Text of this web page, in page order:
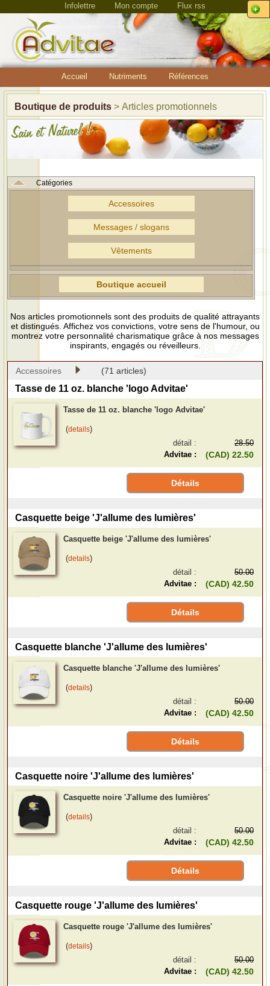
Infolettre Mon compte Flux rss
Accueil Nutriments Références
Boutique de produits > Articles promotionnels
Catégories
Accessoires
Messages / slogans
Vêtements
Boutique accueil
Nos articles promotionnels sont des produits de qualité attrayants
et distingués. Affichez vos convictions, votre sens de l'humour, ou
montrez votre personnalité charismatique grâce à nos messages
inspirants, engagés ou réveilleurs.
Accessoires (71 articles)
Tasse de 11 oz. blanche 'logo Advitae'
Tasse de 11 oz. blanche 'logo Advitae'
(details)
détail :
28.50
Advitae :
(CAD) 22.50
Détails
Casquette beige 'J'allume des lumières'
Casquette beige 'J'allume des lumières'
(details)
détail :
50.00
Advitae :
(CAD) 42.50
Détails
Casquette blanche 'J'allume des lumières'
Casquette blanche 'J'allume des lumières'
(details)
détail :
50.00
Advitae :
(CAD) 42.50
Détails
Casquette noire 'J'allume des lumières'
Casquette noire 'J'allume des lumières'
(details)
détail :
50.00
Advitae :
(CAD) 42.50
Détails
Casquette rouge 'J'allume des lumières'
Casquette rouge 'J'allume des lumières'
(details)
détail :
50.00
Advitae :
(CAD) 42.50